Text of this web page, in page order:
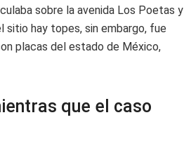
sobre la avenida Los Poetas y
sitio hay topes, sin embargo, fue
placas del estado de México,
que el caso